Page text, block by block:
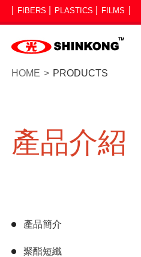
FIBERS PLASTICS FILMS
HOME PRODUCTS
產品介紹
產品簡介
聚酯短纖